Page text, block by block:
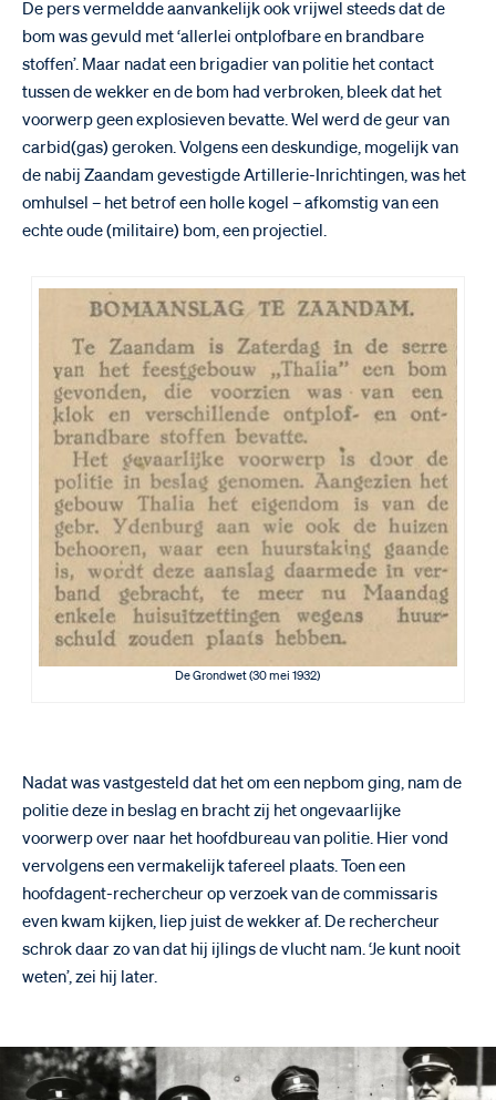
De pers vermeldde aanvankelijk ook vrijwel steeds dat de
bom was gevuld met ‘allerlei ontplofbare en brandbare
stoffen’. Maar nadat een brigadier van politie het contact
tussen de wekker en de bom had verbroken, bleek dat het
voorwerp geen explosieven bevatte. Wel werd de geur van
carbid(gas) geroken. Volgens een deskundige, mogelijk van
de nabij Zaandam gevestigde Artillerie-Inrichtingen, was het
omhulsel – het betrof een holle kogel – afkomstig van een
echte oude (militaire) bom, een projectiel.
De Grondwet (30 mei 1932)
Nadat was vastgesteld dat het om een nepbom ging, nam de
politie deze in beslag en bracht zij het ongevaarlijke
voorwerp over naar het hoofdbureau van politie. Hier vond
vervolgens een vermakelijk tafereel plaats. Toen een
hoofdagent-rechercheur op verzoek van de commissaris
even kwam kijken, liep juist de wekker af. De rechercheur
schrok daar zo van dat hij ijlings de vlucht nam. ‘Je kunt nooit
weten’, zei hij later.